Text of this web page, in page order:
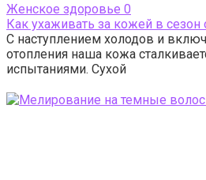
Женское здоровье 0
Как ухаживать за кожей в сезон
С наступлением холодов и
отопления наша кожа
испытаниями. Сухой